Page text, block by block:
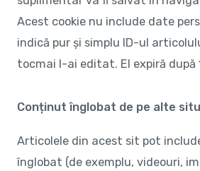
Acest cookie nu include date
indică pur și simplu ID-ul
tocmai l-ai editat. El expiră după
Conținut înglobat de pe alte
Articolele din acest sit pot
înglobat (de exemplu, videouri,